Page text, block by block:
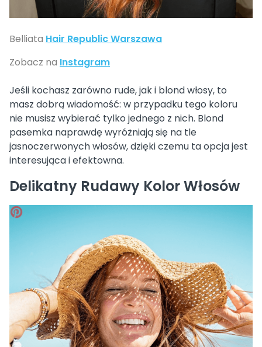
Belliata Hair Republic Warszawa
Zobacz na Instagram
Jeśli kochasz zarówno rude, jak i blond włosy, to
masz dobrą wiadomość: w przypadku tego koloru
nie musisz wybierać tylko jednego z nich. Blond
pasemka naprawdę wyróżniają się na tle
jasnoczerwonych włosów, dzięki czemu ta opcja jest
interesująca i efektowna.
Delikatny Rudawy Kolor Włosów